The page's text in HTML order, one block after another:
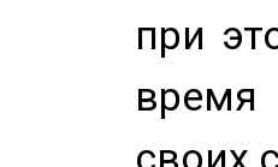
при
время